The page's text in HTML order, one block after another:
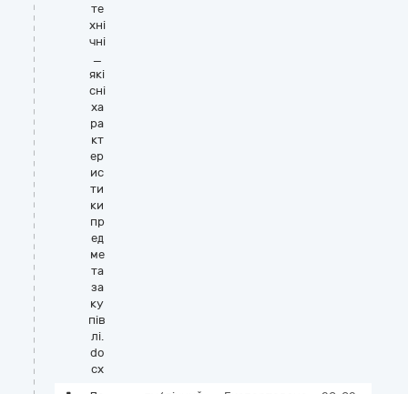
те
хні
чні
_
які
сні
ха
ра
кт
ер
ис
ти
ки
пр
ед
ме
та
за
ку
пів
лі.
do
cx